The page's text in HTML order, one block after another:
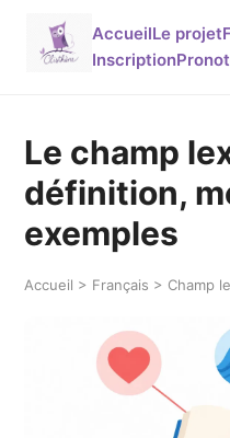
AccueilLe projet
Inscription
Le champ
définition,
exemples
Accueil > Français > Champ